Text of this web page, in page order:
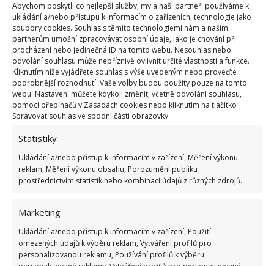
Abychom poskytli co nejlepší služby, my a naši partneři používáme k
ukládání a/nebo přístupu k informacím o zařízeních, technologie jako
soubory cookies. Souhlas s těmito technologiemi nám a našim
partnerům umožní zpracovávat osobní údaje, jako je chování při
procházení nebo jedinečná ID na tomto webu. Nesouhlas nebo
odvolání souhlasu může nepříznivě ovlivnit určité vlastnosti a funkce.
Kliknutím níže vyjádřete souhlas s výše uvedeným nebo proveďte
podrobnější rozhodnutí. Vaše volby budou použity pouze na tomto
webu. Nastavení můžete kdykoli změnit, včetně odvolání souhlasu,
pomocí přepínačů v Zásadách cookies nebo kliknutím na tlačítko
Spravovat souhlas ve spodní části obrazovky.
Statistiky
Ukládání a/nebo přístup k informacím v zařízení, Měření výkonu
reklam, Měření výkonu obsahu, Porozumění publiku
prostřednictvím statistik nebo kombinací údajů z různých zdrojů.
Marketing
Ukládání a/nebo přístup k informacím v zařízení, Použití
omezených údajů k výběru reklam, Vytváření profilů pro
personalizovanou reklamu, Používání profilů k výběru
Řada studií prokázala, že mobily jsou až sedmkrát
špinavější než záchodová prkénka. Povrchy telefonů
v průměru obsahovaly 1 479 kolonií baktérií,
zatímco záchodová prkénka jen 220. Dokonce
nepomůže ani to, pokud mobil nosíte v plastovém
obalu, i tak se na něm bakterie drží.
Mytí rukou
V každém případě si před a po každé návštěvě
toalety důkladně umyjte ruce. Pokud máte
podezření, že se váš mobilní telefon mohl dostat do
umýt také. K tomuto účelu nejlépe poslouží třeba
antibakteriální ubrousky.